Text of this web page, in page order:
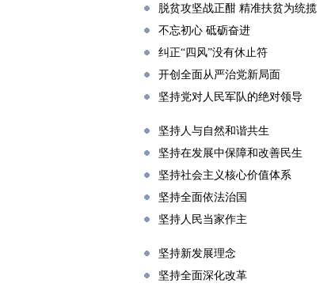
脱贫攻坚战正酣 精准扶贫为统揽
不忘初心 砥砺奋进
纠正“四风”没有休止符
开创全面从严治党新局面
坚持党对人民军队的绝对领导
坚持人与自然和谐共生
坚持在发展中保障和改善民生
坚持社会主义核心价值体系
坚持全面依法治国
坚持人民当家作主
坚持新发展理念
坚持全面深化改革